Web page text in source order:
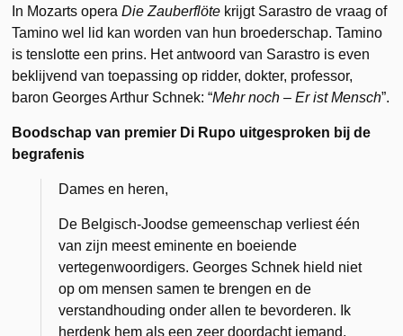
In Mozarts operaDie Zauberflöte krijgt Sarastro de vraag of
Tamino wel lid kan worden van hun broederschap. Tamino
is tenslotte een prins. Het antwoord van Sarastro is even
beklijvend van toepassing op ridder, dokter, professor,
baron Georges Arthur Schnek: “Mehr noch ‒ Er ist Mensch”.
Boodschap van premier Di Rupo uitgesproken bij de
begrafenis
Dames en heren,
De Belgisch-Joodse gemeenschap verliest één
van zijn meest eminente en boeiende
vertegenwoordigers. Georges Schnek hield niet
op om mensen samen te brengen en de
verstandhouding onder allen te bevorderen. Ik
herdenk hem als een zeer doordacht iemand,